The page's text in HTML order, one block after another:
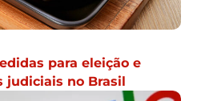
para eleição e
judiciais no Brasil